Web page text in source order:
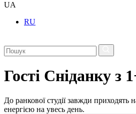
UA
RU
Гості Сніданку з
До ранкової студії завжди
енергією на увесь день.